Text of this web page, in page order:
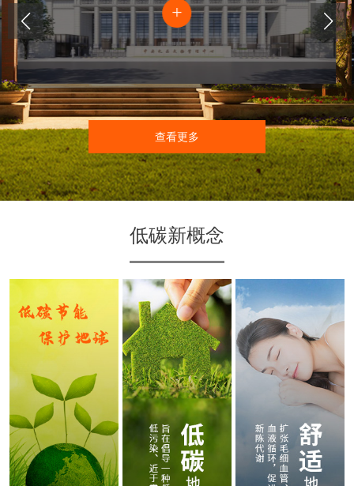
+
查看更多
低碳新概念